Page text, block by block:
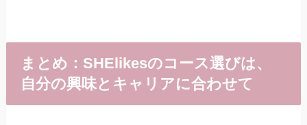
まとめ：SHElikesのコース選びは、
自分の興味とキャリアに合わせて